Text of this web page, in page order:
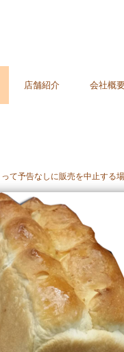
店舗紹介 会社概
て予告なしに販売を中止する場